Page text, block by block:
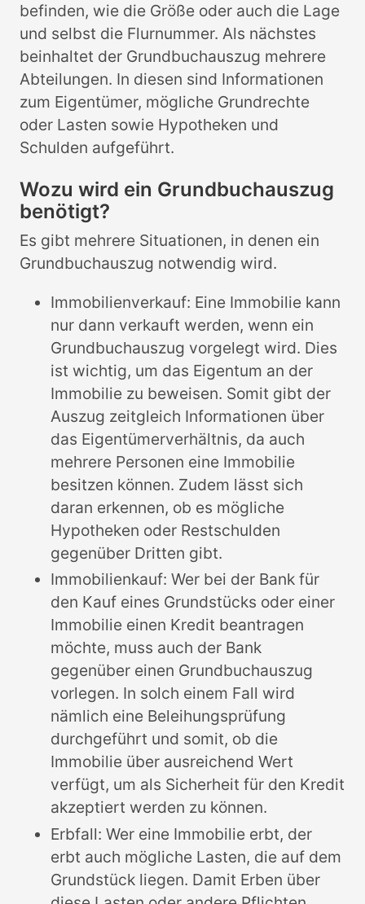
befinden, wie die Größe oder auch die Lage
und selbst die Flurnummer. Als nächstes
beinhaltet der Grundbuchauszug mehrere
Abteilungen. In diesen sind Informationen
zum Eigentümer, mögliche Grundrechte
oder Lasten sowie Hypotheken und
Schulden aufgeführt.
Wozu wird ein Grundbuchauszug
benötigt?
Es gibt mehrere Situationen, in denen ein
Grundbuchauszug notwendig wird.
Immobilienverkauf: Eine Immobilie kann
nur dann verkauft werden, wenn ein
Grundbuchauszug vorgelegt wird. Dies
ist wichtig, um das Eigentum an der
Immobilie zu beweisen. Somit gibt der
Auszug zeitgleich Informationen über
das Eigentümerverhältnis, da auch
mehrere Personen eine Immobilie
besitzen können. Zudem lässt sich
daran erkennen, ob es mögliche
Hypotheken oder Restschulden
gegenüber Dritten gibt.
Immobilienkauf: Wer bei der Bank für
den Kauf eines Grundstücks oder einer
Immobilie einen Kredit beantragen
möchte, muss auch der Bank
gegenüber einen Grundbuchauszug
vorlegen. In solch einem Fall wird
nämlich eine Beleihungsprüfung
durchgeführt und somit, ob die
Immobilie über ausreichend Wert
verfügt, um als Sicherheit für den Kredit
akzeptiert werden zu können.
Erbfall: Wer eine Immobilie erbt, der
erbt auch mögliche Lasten, die auf dem
Grundstück liegen. Damit Erben über